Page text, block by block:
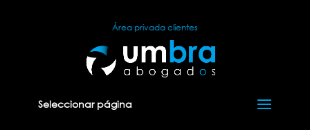
Área privada clientes
Seleccionar página